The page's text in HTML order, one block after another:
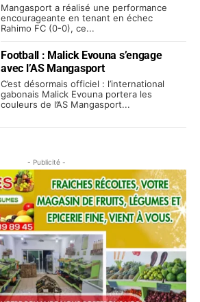
Mangasport a réalisé une performance
encourageante en tenant en échec
Rahimo FC (0-0), ce...
Football : Malick Evouna s’engage
avec l’AS Mangasport
C’est désormais officiel : l’international
gabonais Malick Evouna portera les
couleurs de l’AS Mangasport...
- Publicité -